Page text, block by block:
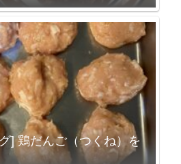
] 鶏だんご（つくね）を